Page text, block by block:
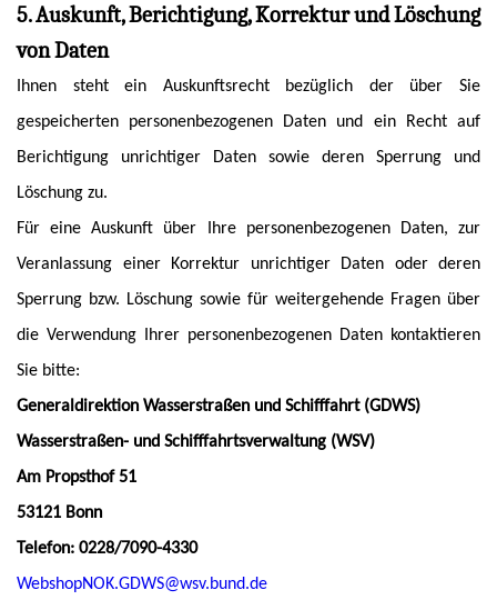
5. Auskunft, Berichtigung, Korrektur und Löschung
von Daten
Ihnen steht ein Auskunftsrecht bezüglich der über Sie
gespeicherten personenbezogenen Daten und ein Recht auf
Berichtigung unrichtiger Daten sowie deren Sperrung und
Löschung zu.
Für eine Auskunft über Ihre personenbezogenen Daten, zur
Veranlassung einer Korrektur unrichtiger Daten oder deren
Sperrung bzw. Löschung sowie für weitergehende Fragen über
die Verwendung Ihrer personenbezogenen Daten kontaktieren
Sie bitte:
Generaldirektion Wasserstraßen und Schifffahrt (GDWS)
Wasserstraßen- und Schifffahrtsverwaltung (WSV)
Am Propsthof 51
53121 Bonn
Telefon: 0228/7090-4330
WebshopNOK.GDWS@wsv.bund.de